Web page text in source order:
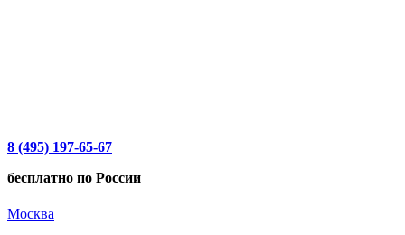
8 (495) 197-65-67
бесплатно по России
Москва